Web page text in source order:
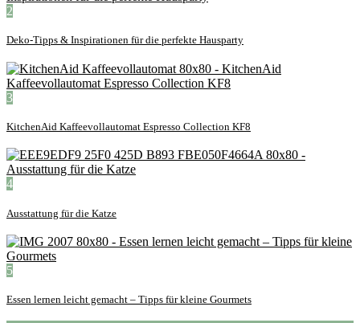
2
Deko-Tipps & Inspirationen für die perfekte Hausparty
3
KitchenAid Kaffeevollautomat Espresso Collection KF8
4
Ausstattung für die Katze
5
Essen lernen leicht gemacht – Tipps für kleine Gourmets